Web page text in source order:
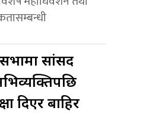
सांसद
दिएर बाहिर